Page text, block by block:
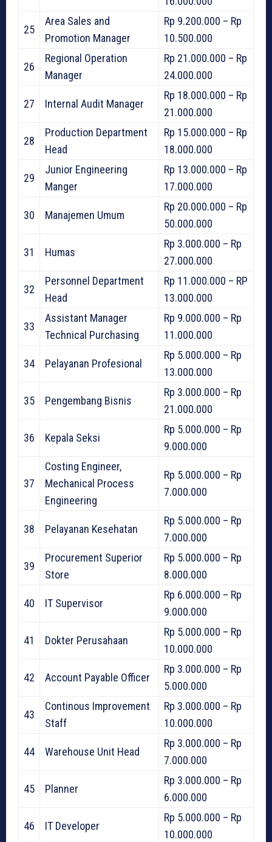
25
Area Sales and
Promotion Manager
Rp 9.200.000 – Rp
10.500.000
26
Regional Operation
Manager
Rp 21.000.000 – Rp
24.000.000
27 Internal Audit Manager
Rp 18.000.000 – Rp
21.000.000
28
Production Department
Head
Rp 15.000.000 – Rp
18.000.000
29
Junior Engineering
Manger
Rp 13.000.000 – Rp
17.000.000
30 Manajemen Umum
Rp 20.000.000 – Rp
50.000.000
31 Humas
Rp 3.000.000 – Rp
27.000.000
32
Personnel Department
Head
Rp 11.000.000 – RP
13.000.000
33
Assistant Manager
Technical Purchasing
Rp 9.000.000 – Rp
11.000.000
34 Pelayanan Profesional
Rp 5.000.000 – Rp
13.000.000
35 Pengembang Bisnis
Rp 3.000.000 – Rp
21.000.000
36 Kepala Seksi
Rp 5.000.000 – Rp
9.000.000
37
Costing Engineer,
Mechanical Process
Engineering
Rp 5.000.000 – Rp
7.000.000
38 Pelayanan Kesehatan
Rp 5.000.000 – Rp
7.000.000
39
Procurement Superior
Store
Rp 5.000.000 – Rp
8.000.000
40 IT Supervisor
Rp 6.000.000 – Rp
9.000.000
41 Dokter Perusahaan
Rp 5.000.000 – Rp
10.000.000
42 Account Payable Officer
Rp 3.000.000 – Rp
5.000.000
43
Continous Improvement
Staff
Rp 3.000.000 – Rp
10.000.000
44 Warehouse Unit Head
Rp 3.000.000 – Rp
7.000.000
45 Planner
Rp 3.000.000 – Rp
6.000.000
46 IT Developer
Rp 5.000.000 – Rp
10.000.000